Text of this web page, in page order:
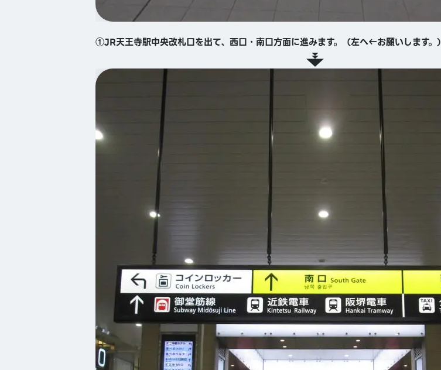
①JR天王寺駅中央改札口を出て、西口・南口方面に進みます。（左へ←お願いします。）